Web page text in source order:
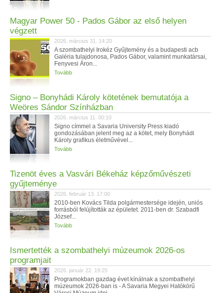
Magyar Power 50 - Pados Gábor az első helyen
végzett
2026. március 31. 14:20
A szombathelyi Irokéz Gyűjtemény és a budapesti acb
Galéria tulajdonosa, Pados Gábor, valamint munkatársai,
Fenyvesi Áron...
Tovább
Signo – Bonyhádi Károly kötetének bemutatója a
Weöres Sándor Színházban
2026. március 11. 00:10
Signo címmel a Savaria University Press kiadó
gondozásában jelent meg az a kötet, mely Bonyhádi
Károly grafikus életművével...
Tovább
Tizenöt éves a Vasvári Békeház képzőművészeti
gyűjteménye
2026. február 13. 17:00
2010-ben Kovács Tilda polgármestersége idején, uniós
forrásból felújították az épületet. 2011-ben dr. Szabadfi
József...
Tovább
Ismertették a szombathelyi múzeumok 2026-os
programjait
2026. január 22. 19:25
Programokban gazdag évet kínálnak a szombathelyi
múzeumok 2026-ban is - A Savaria Megyei Hatókörű